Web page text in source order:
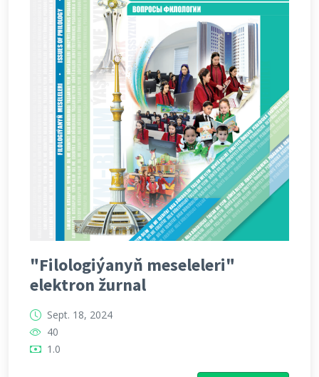
"Filologiýanyň meseleleri"
elektron žurnal
Sept. 18, 2024
40
1.0